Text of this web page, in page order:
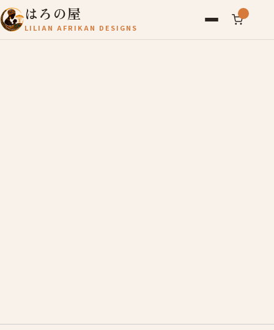
はろの屋
LILIAN AFRIKAN DESIGNS